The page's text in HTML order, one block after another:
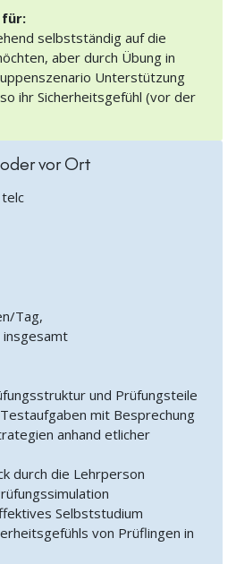
für:
selbstständig auf die
aber durch Übung in
Unterstützung
ihr Sicherheitsgefühl (vor der
vor Ort
Tag,
insgesamt
und Prüfungsteile
mit Besprechung
anhand etlicher
durch die Lehrperson
Selbststudium
von Prüflingen in